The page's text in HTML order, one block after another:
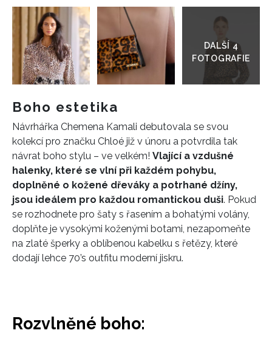
galerie
Boho estetika
Návrhářka Chemena Kamali debutovala se svou
kolekcí pro značku Chloé již v únoru a potvrdila tak
návrat boho stylu – ve velkém! Vlající a vzdušné
halenky, které se vlní při každém pohybu,
doplněné o kožené dřeváky a potrhané džíny,
jsou ideálem pro každou romantickou duši. Pokud
se rozhodnete pro šaty s řasením a bohatými volány,
doplňte je vysokými koženými botami, nezapomeňte
na zlaté šperky a oblíbenou kabelku s řetězy, které
dodají lehce 70’s outfitu moderní jiskru.
Rozvlněné boho: